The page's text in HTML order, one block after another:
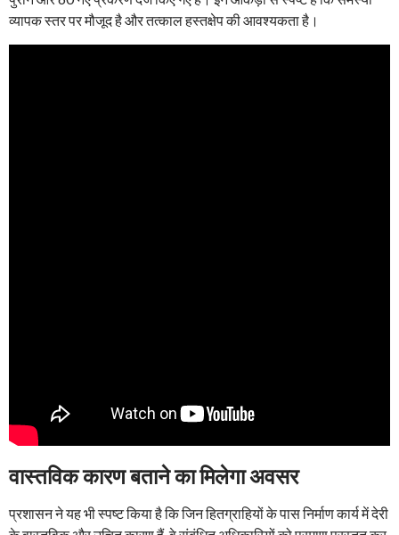
व्यापक स्तर पर मौजूद है और तत्काल हस्तक्षेप की आवश्यकता है।
वास्तविक कारण बताने का मिलेगा अवसर
प्रशासन ने यह भी स्पष्ट किया है कि जिन हितग्राहियों के पास निर्माण कार्य में देरी